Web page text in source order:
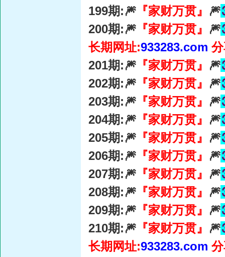
199期:🎆 『家财万贯』 🎆
200期:🎆 『家财万贯』 🎆
长期网址:933283.com
201期:🎆 『家财万贯』 🎆
202期:🎆 『家财万贯』 🎆
203期:🎆 『家财万贯』 🎆
204期:🎆 『家财万贯』 🎆
205期:🎆 『家财万贯』 🎆
206期:🎆 『家财万贯』 🎆
207期:🎆 『家财万贯』 🎆
208期:🎆 『家财万贯』 🎆
209期:🎆 『家财万贯』 🎆
210期:🎆 『家财万贯』 🎆
长期网址:933283.com